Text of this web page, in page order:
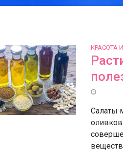
КРАСОТА
Салаты